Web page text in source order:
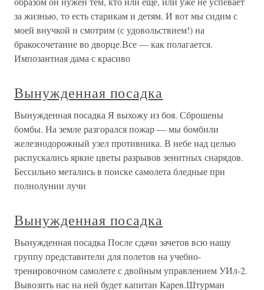
за жизнью, то есть старикам и детям. И вот мы сидим с
моей внучкой и смотрим (с удовольствием!) на
бракосочетание во дворце.Все — как полагается.
Импозантная дама с красиво
Вынужденная посадка
Вынужденная посадка Я выхожу из боя. Сброшены
бомбы. На земле разгорался пожар — мы бомбили
железнодорожный узел противника. В небе над целью
распускались яркие цветы разрывов зенитных снарядов.
Бессильно метались в поиске самолета бледные при
полнолунии лучи
Вынужденная посадка
Вынужденная посадка После сдачи зачетов всю нашу
группу представители для полетов на учебно-
тренировочном самолете с двойным управлением УИл-2.
Вывозить нас на ней будет капитан Карев.Штурман